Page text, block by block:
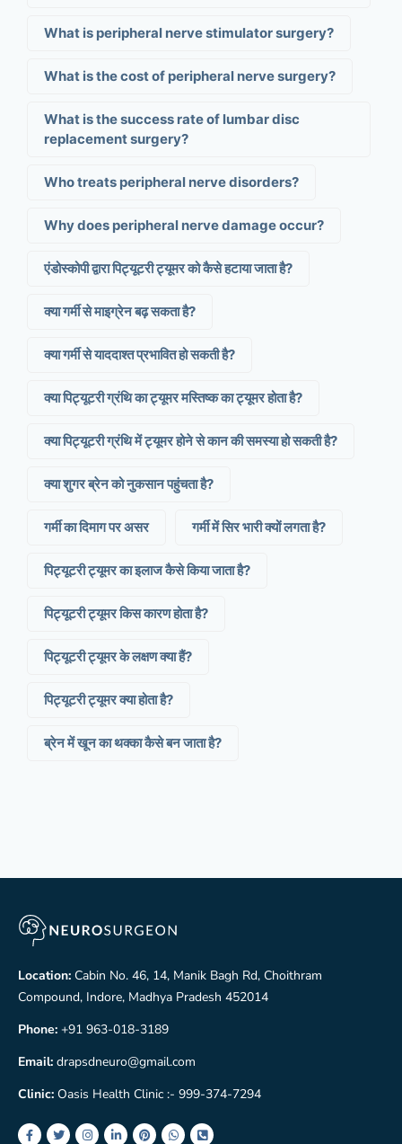
What is peripheral nerve stimulator surgery?
What is the cost of peripheral nerve surgery?
What is the success rate of lumbar disc
replacement surgery?
Who treats peripheral nerve disorders?
Why does peripheral nerve damage occur?
एंडोस्कोपी द्वारा पिट्यूटरी ट्यूमर को कैसे हटाया जाता है?
क्या गर्मी से माइग्रेन बढ़ सकता है?
क्या गर्मी से याददाश्त प्रभावित हो सकती है?
क्या पिट्यूटरी ग्रंथि का ट्यूमर मस्तिष्क का ट्यूमर होता है?
क्या पिट्यूटरी ग्रंथि में ट्यूमर होने से कान की समस्या हो सकती है?
क्या शुगर ब्रेन को नुकसान पहुंचता है?
गर्मी का दिमाग पर असर गर्मी में सिर भारी क्यों लगता है?
पिट्यूटरी ट्यूमर का इलाज कैसे किया जाता है?
पिट्यूटरी ट्यूमर किस कारण होता है?
पिट्यूटरी ट्यूमर के लक्षण क्या हैं?
पिट्यूटरी ट्यूमर क्या होता है?
ब्रेन में खून का थक्का कैसे बन जाता है?
Location: Cabin No. 46, 14, Manik Bagh Rd, Choithram
Compound, Indore, Madhya Pradesh 452014
Phone: +91 963-018-3189
Email: drapsdneuro@gmail.com
Clinic: Oasis Health Clinic :- 999-374-7294